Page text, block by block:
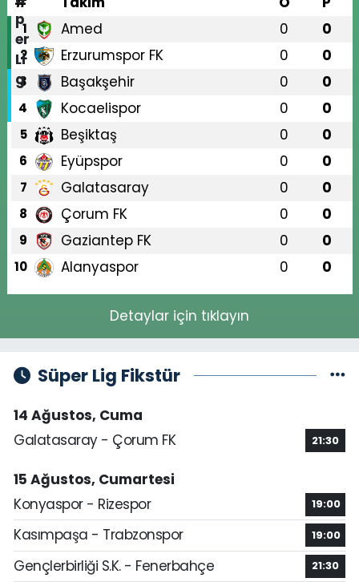
1 Amed 0 0
2 Erzurumspor FK 0 0
3 Başakşehir 0 0
4 Kocaelispor 0 0
5 Beşiktaş 0 0
6 Eyüpspor 0 0
7 Galatasaray 0 0
8 Çorum FK 0 0
9 Gaziantep FK 0 0
10 Alanyaspor 0 0
Detaylar için tıklayın
Süper Lig Fikstür
14 Ağustos, Cuma
Galatasaray - Çorum FK
21:30
15 Ağustos, Cumartesi
Konyaspor - Rizespor
19:00
Kasımpaşa - Trabzonspor 19:00
Gençlerbirliği S.K. - Fenerbahçe 21:30